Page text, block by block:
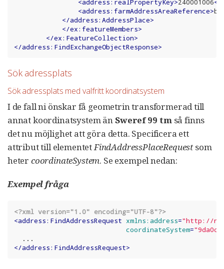
<address:realPropertyKey>240001006</
<address:farmAddressAreaReference>
</address:AddressPlace>
</ex:featureMembers>
</ex:FeatureCollection>
</address:FindExchangeObjectResponse>
Sök adressplats
Sök adressplats med valfritt koordinatsystem
I de fall ni önskar få geometrin transformerad till
annat koordinatsystem änSweref 99 tmså finns
det nu möjlighet att göra detta. Specificera ett
attribut till elementetFindAddressPlaceRequestsom
heter coordinateSystem. Se exempel nedan:
Exempel fråga
<?xml version="1.0" encoding="UTF-8"?>
<address:FindAddressRequest xmlns:address="http://
coordinateSystem=
</address:FindAddressRequest>